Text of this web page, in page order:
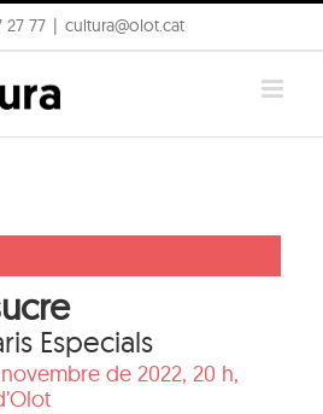
27 77 cultura@olot.cat
Especials
de 2022, 20 h,